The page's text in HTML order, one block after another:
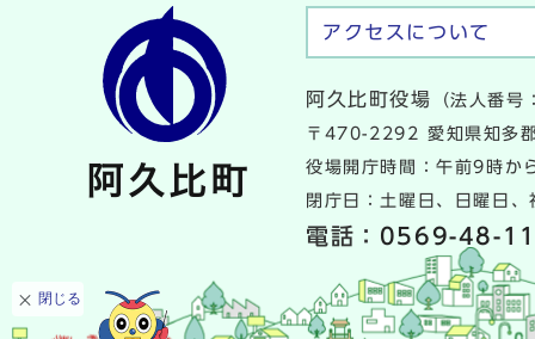
閉じる
アクセスについて
阿久比町役場
（法人番
〒470-2292 愛知県知多
役場開庁時間：午前9時か
閉庁日：土曜日、日曜日
電話： 0569-48-